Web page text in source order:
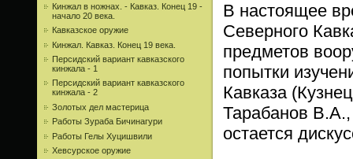
Кинжал в ножнах. - Кавказ. Конец 19 -
начало 20 века.
Кавказское оружие
Кинжал. Кавказ. Конец 19 века.
Персидский вариант кавказского
кинжала - 1
Персидский вариант кавказского
кинжала - 2
Золотых дел мастерица
Работы Зураба Бичинагури
Работы Гелы Хуцишвили
Хевсурское оружие
В настоящее
Северного
предметов
попытки
Кавказа
Тарабанов
остается